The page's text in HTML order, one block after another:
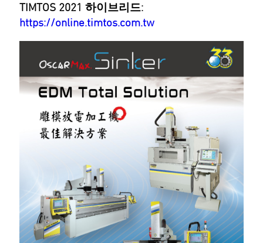
TIMTOS 2021 하이브리드:
https://online.timtos.com.tw